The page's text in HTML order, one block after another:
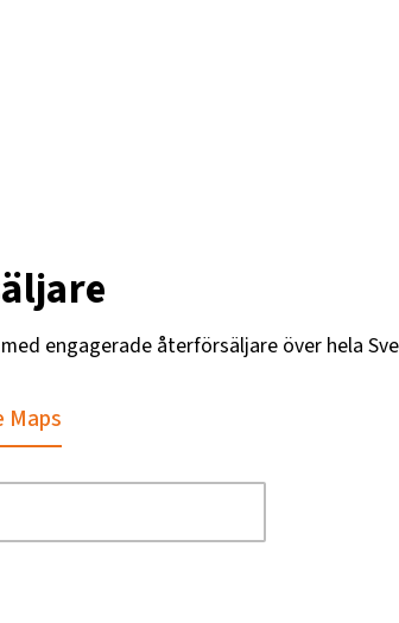
engagerade återförsäljare över hela
Maps